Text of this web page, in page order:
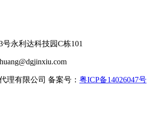
永利达科技园C栋101
理有限公司 备案号： 粤ICP备14026047号